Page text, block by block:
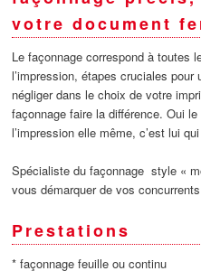
votre document
Le façonnage correspond à toutes
l’impression, étapes cruciales
négliger dans le choix de votre
façonnage faire la différence. Oui
l’impression elle même, c’est lui
Spécialiste du façonnage style «
vous démarquer de vos
Prestations
* façonnage feuille ou continu